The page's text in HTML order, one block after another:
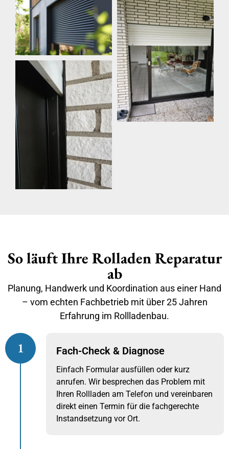
So läuft Ihre Rolladen Reparatur
ab
Planung, Handwerk und Koordination aus einer Hand
– vom echten Fachbetrieb mit über 25 Jahren
Erfahrung im Rollladenbau.
Fach-Check & Diagnose
Einfach Formular ausfüllen oder kurz
anrufen. Wir besprechen das Problem mit
Ihren Rollladen am Telefon und vereinbaren
direkt einen Termin für die fachgerechte
Instandsetzung vor Ort.
1